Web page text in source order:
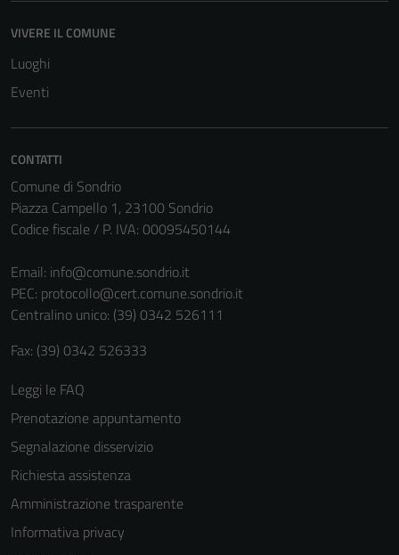
VIVERE IL COMUNE
Luoghi
Eventi
CONTATTI
Comune di Sondrio
Piazza Campello 1, 23100 Sondrio
Codice fiscale / P. IVA: 00095450144
Email: info@comune.sondrio.it
PEC: protocollo@cert.comune.sondrio.it
Centralino unico: (39) 0342 526111
Fax: (39) 0342 526333
Leggi le FAQ
Prenotazione appuntamento
Segnalazione disservizio
Richiesta assistenza
Amministrazione trasparente
Informativa privacy